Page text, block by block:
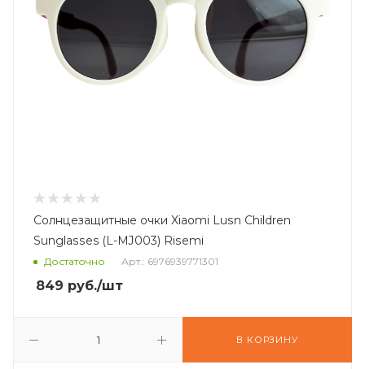
Солнцезащитные очки Xiaomi Lusn Children
Sunglasses (L-MJ003) Risemi
Достаточно Арт.: 6976939771301
849 руб./шт
В КОРЗИНУ